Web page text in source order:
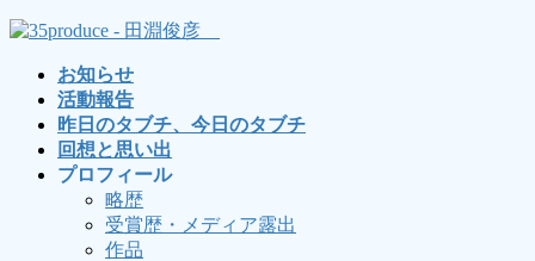
コ
ナ
お知らせ
活動報告
昨日のタブチ、今日のタブチ
回想と思い出
プロフィール
略歴
受賞歴・メディア露出
作品